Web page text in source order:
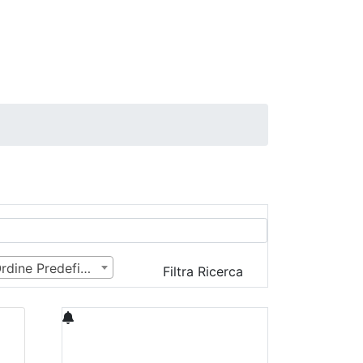
Ordine Predefinito Filtra Ricerca